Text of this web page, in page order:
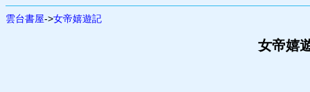
雲台書屋->女帝嬉遊記
女帝嬉